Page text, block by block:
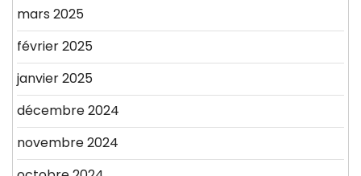
mars 2025
février 2025
janvier 2025
décembre 2024
novembre 2024